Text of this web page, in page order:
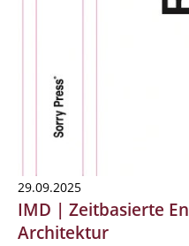
29.09.2025
IMD | Zeitbasierte
Architektur